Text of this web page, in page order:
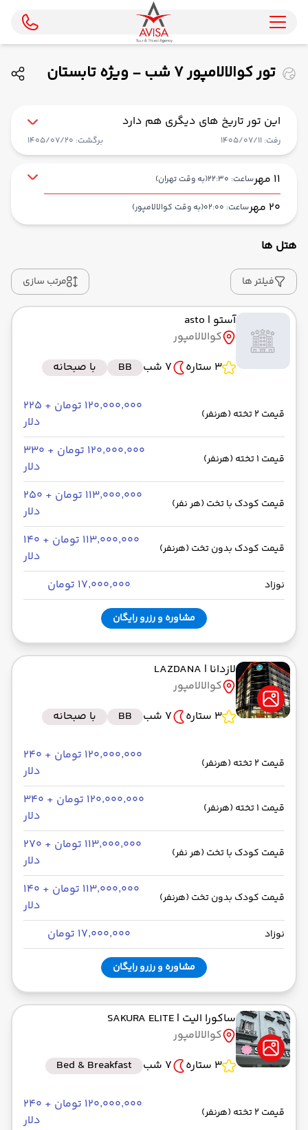
تور کوالالامپور 7 شب - ویژه تابستان
این تور تاریخ های دیگری هم دارد
رفت: 1405/07/11 برگشت: 1405/07/20
11 مهر ساعت: 22:30 (به وقت تهران)
20 مهر ساعت: 02:00 (به وقت کوالالامپور)
حرکت از مبدا: 22:30
به فرودگاه بین‌المللی کوالالامپور KUL
رسیدن به مقصد : 11:00
ایران ایرتور -Economy
مدت سفر: 08:00
از فرودگاه بین‌المللی کوالالامپور KUL
حرکت از مبدا: 02:00
به فرودگاه بین‌المللی امام خمینی IKA
رسیدن به مقصد : 05:50
هتل ها
فیلتر ها مرتب سازی
آستو | asto
کوالالامپور
3 ستاره
7 شب BB با صبحانه
قیمت 2 تخته (هرنفر)
۱۲۰٬۰۰۰٬۰۰۰ تومان + ۲۲۵
دلار
قیمت 1 تخته (هرنفر)
۱۲۰٬۰۰۰٬۰۰۰ تومان + ۳۳۰
دلار
قیمت کودک با تخت (هر نفر)
۱۱۳٬۰۰۰٬۰۰۰ تومان + ۲۵۰
دلار
قیمت کودک بدون تخت (هرنفر)
۱۱۳٬۰۰۰٬۰۰۰ تومان + ۱۴۰
دلار
نوزاد ۱۷٬۰۰۰٬۰۰۰ تومان
مشاوره و رزرو رایگان
لازدانا | LAZDANA
کوالالامپور
3 ستاره
7 شب BB با صبحانه
قیمت 2 تخته (هرنفر)
۱۲۰٬۰۰۰٬۰۰۰ تومان + ۲۴۰
دلار
قیمت 1 تخته (هرنفر)
۱۲۰٬۰۰۰٬۰۰۰ تومان + ۳۴۰
دلار
قیمت کودک با تخت (هر نفر)
۱۱۳٬۰۰۰٬۰۰۰ تومان + ۲۷۰
دلار
قیمت کودک بدون تخت (هرنفر)
۱۱۳٬۰۰۰٬۰۰۰ تومان + ۱۴۰
دلار
نوزاد ۱۷٬۰۰۰٬۰۰۰ تومان
مشاوره و رزرو رایگان
ساکورا الیت | SAKURA ELITE
کوالالامپور
3 ستاره
7 شب Bed & Breakfast
قیمت 2 تخته (هرنفر)
۱۲۰٬۰۰۰٬۰۰۰ تومان + ۲۴۰
دلار